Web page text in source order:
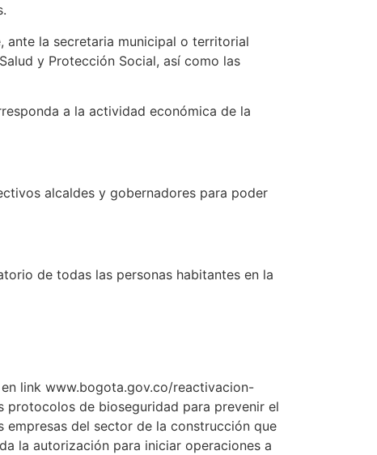
ante la secretaria municipal o territorial
y Protección Social, así como las
a la actividad económica de la
alcaldes y gobernadores para poder
de todas las personas habitantes en la
link www.bogota.gov.co/reactivacion-
de bioseguridad para prevenir el
empresas del sector de la construcción que
la autorización para iniciar operaciones a